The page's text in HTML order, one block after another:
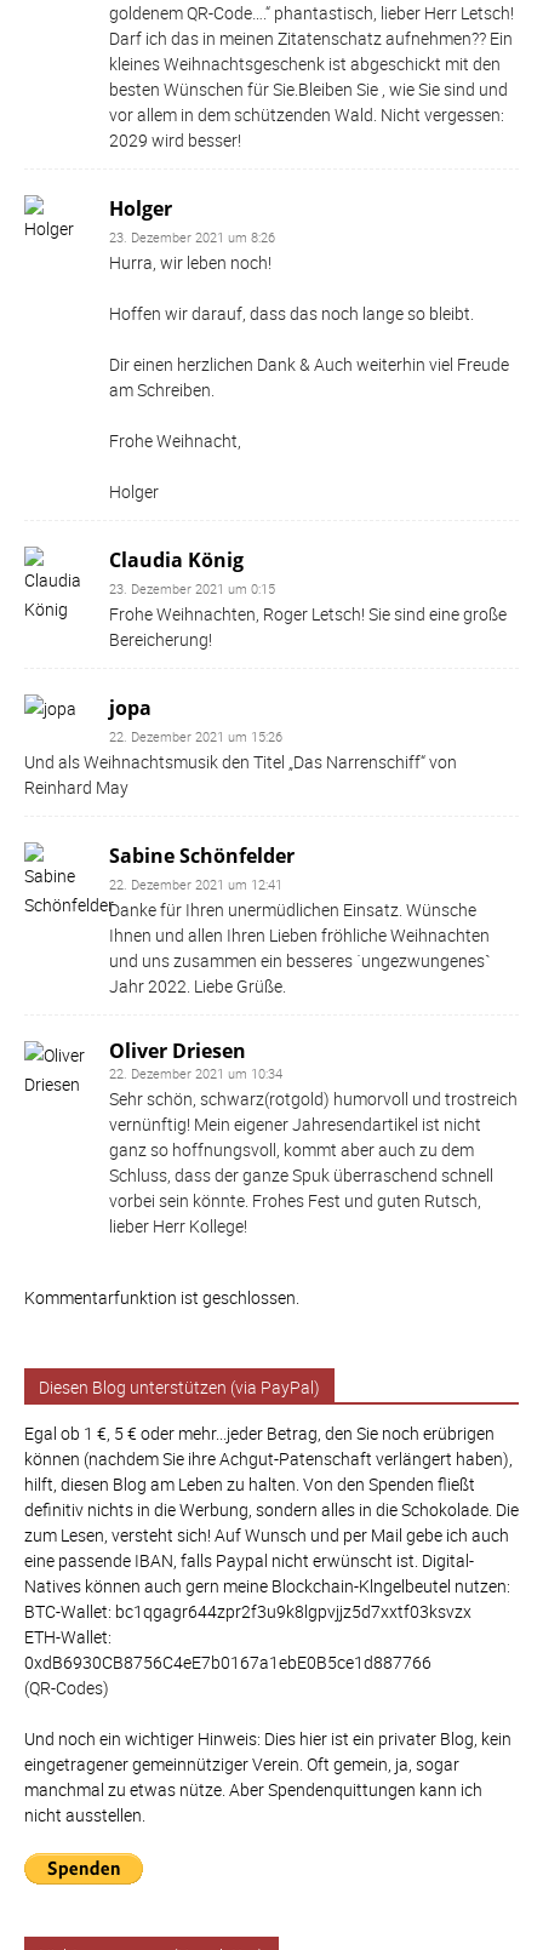
goldenem QR-Code….“ phantastisch, lieber Herr Letsch!
Darf ich das in meinen Zitatenschatz aufnehmen?? Ein
kleines Weihnachtsgeschenk ist abgeschickt mit den
besten Wünschen für Sie.Bleiben Sie , wie Sie sind und
vor allem in dem schützenden Wald. Nicht vergessen:
2029 wird besser!
Holger
23. Dezember 2021 um 8:26
Hurra, wir leben noch!
Hoffen wir darauf, dass das noch lange so bleibt.
Dir einen herzlichen Dank & Auch weiterhin viel Freude
am Schreiben.
Frohe Weihnacht,
Holger
Claudia König
23. Dezember 2021 um 0:15
Frohe Weihnachten, Roger Letsch! Sie sind eine große
Bereicherung!
jopa
22. Dezember 2021 um 15:26
Und als Weihnachtsmusik den Titel „Das Narrenschiff“ von
Reinhard May
Sabine Schönfelder
22. Dezember 2021 um 12:41
Danke für Ihren unermüdlichen Einsatz. Wünsche
Ihnen und allen Ihren Lieben fröhliche Weihnachten
und uns zusammen ein besseres ´ungezwungenesˋ
Jahr 2022. Liebe Grüße.
Oliver Driesen
22. Dezember 2021 um 10:34
Sehr schön, schwarz(rotgold) humorvoll und trostreich
vernünftig! Mein eigener Jahresendartikel ist nicht
ganz so hoffnungsvoll, kommt aber auch zu dem
Schluss, dass der ganze Spuk überraschend schnell
vorbei sein könnte. Frohes Fest und guten Rutsch,
lieber Herr Kollege!
Kommentarfunktion ist geschlossen.
Diesen Blog unterstützen (via PayPal)
Egal ob 1 €, 5 € oder mehr...jeder Betrag, den Sie noch erübrigen
können (nachdem Sie ihre Achgut-Patenschaft verlängert haben),
hilft, diesen Blog am Leben zu halten. Von den Spenden fließt
definitiv nichts in die Werbung, sondern alles in die Schokolade. Die
zum Lesen, versteht sich! Auf Wunsch und per Mail gebe ich auch
eine passende IBAN, falls Paypal nicht erwünscht ist. Digital-
Natives können auch gern meine Blockchain-Klngelbeutel nutzen:
BTC-Wallet: bc1qgagr644zpr2f3u9k8lgpvjjz5d7xxtf03ksvzx
ETH-Wallet:
0xdB6930CB8756C4eE7b0167a1ebE0B5ce1d887766
(QR-Codes)
Und noch ein wichtiger Hinweis: Dies hier ist ein privater Blog, kein
eingetragener gemeinnütziger Verein. Oft gemein, ja, sogar
manchmal zu etwas nütze. Aber Spendenquittungen kann ich
nicht ausstellen.